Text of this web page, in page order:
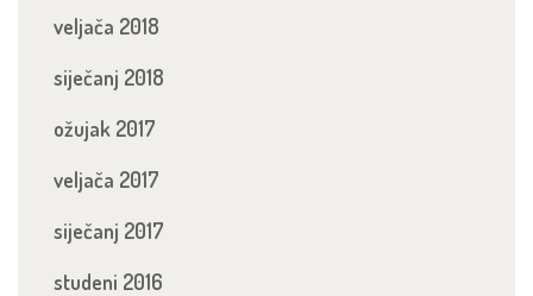
veljača 2018
siječanj 2018
ožujak 2017
veljača 2017
siječanj 2017
studeni 2016